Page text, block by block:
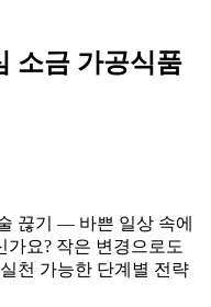
소금 가공식품
끊기 — 바쁜 일상 속에
요? 작은 변경으로도
천 가능한 단계별 전략